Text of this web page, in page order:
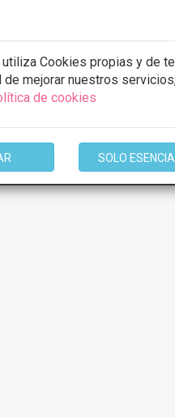
Cookies propias y de
de mejorar nuestros
de cookies
SOLO
1 de 1
del tratamiento y centro